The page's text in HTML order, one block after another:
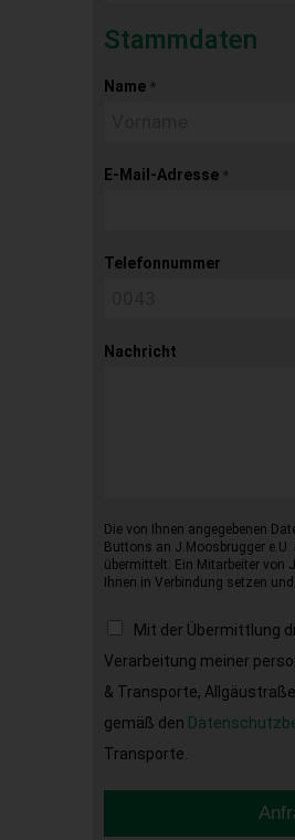
Stammdaten
Name *
E-Mail-Adresse *
Telefonnummer
Nachricht
Die von Ihnen angegebenen
Buttons an J.Moosbrugger
übermittelt. Ein Mitarbeiter von
Ihnen in Verbindung setzen
Mit der Übermittlung
Verarbeitung meiner
& Transporte,
gemäß den
Transporte.